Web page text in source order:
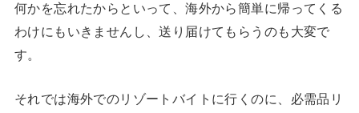
何かを忘れたからといって、海外から簡単に帰ってくる
わけにもいきませんし、送り届けてもらうのも大変で
す。
それでは海外でのリゾートバイトに行くのに、必需品リ